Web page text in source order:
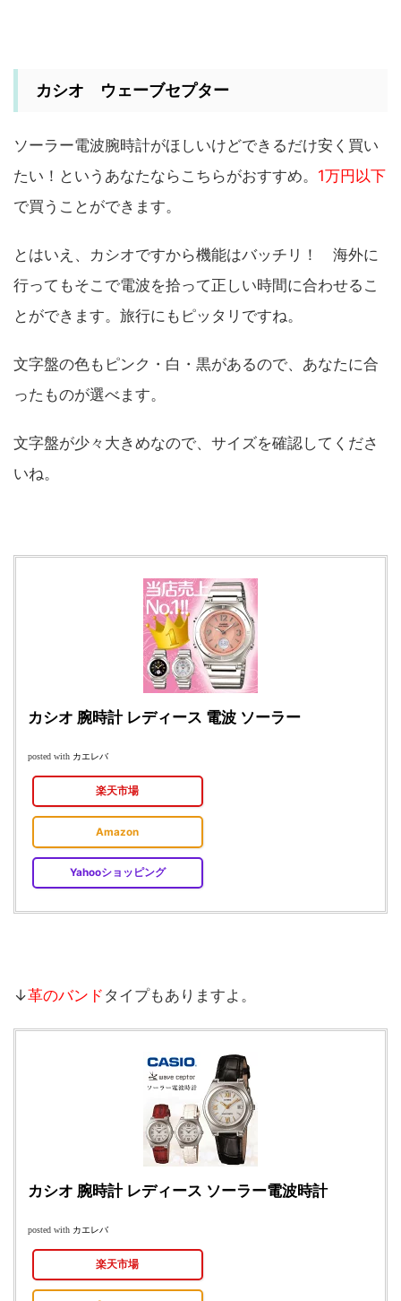
カシオ ウェーブセプター
ソーラー電波腕時計がほしいけどできるだけ安く買い
たい！というあなたならこちらがおすすめ。 1万円以下
で買うことができます。
とはいえ、カシオですから機能はバッチリ！ 海外に
行ってもそこで電波を拾って正しい時間に合わせるこ
とができます。旅行にもピッタリですね。
文字盤の色もピンク・白・黒があるので、あなたに合
ったものが選べます。
文字盤が少々大きめなので、サイズを確認してくださ
いね。
カシオ 腕時計 レディース 電波 ソーラー
posted with カエレバ
楽天市場
Amazon
Yahooショッピング
↓革のバンド タイプもありますよ。
カシオ 腕時計 レディース ソーラー電波時計
posted with カエレバ
楽天市場